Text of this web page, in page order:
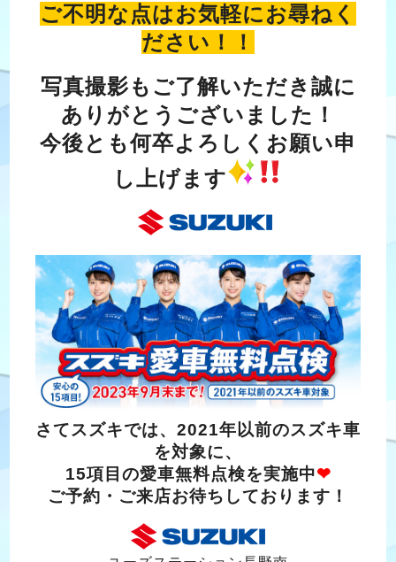
ご不明な点はお気軽にお尋ねく
ださい！！
写真撮影もご了解いただき誠に
ありがとうございました！
今後とも何卒よろしくお願い申
し上げます
さてスズキでは、2021年以前のスズキ車
を対象に、
15項目の愛車無料点検を実施中❤
ご予約・ご来店お待ちしております！